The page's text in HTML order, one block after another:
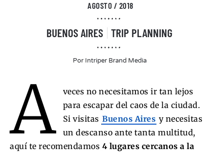
AGOSTO / 2018
BUENOS AIRES TRIP PLANNING
PorIntriper Brand Media
A
veces no necesitamos ir tan lejos
para escapar del caos de la ciudad.
Si visitas Buenos Aires y necesitas
un descanso ante tanta multitud,
aquí te recomendamos 4 lugares cercanos a la